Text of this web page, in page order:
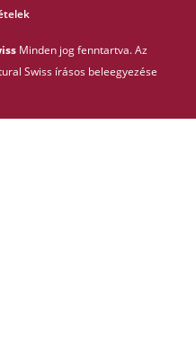
Minden jog fenntartva. Az
Swiss írásos beleegyezése